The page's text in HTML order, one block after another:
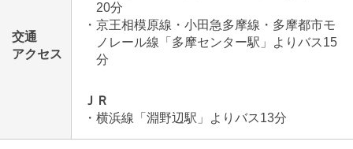
交通
アクセス
20分
・京王相模原線・小田急多摩線・多摩都市モ
ノレール線「多摩センター駅」よりバス15
分
ＪＲ
・横浜線「淵野辺駅」よりバス13分